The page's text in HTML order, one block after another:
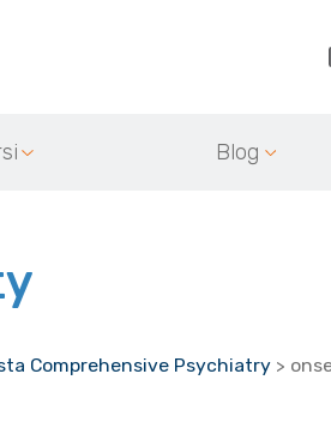
Blog
Comprehensive Psychiatry >